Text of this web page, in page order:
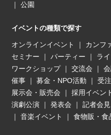
｜ 公園
イベントの種類で探す
オンラインイベント ｜ カンフ
セミナー ｜ パーティー ｜ ラ
ワークショップ｜ 交流会 ｜
催事｜ 募金・NPO活動 ｜ 受
展示会・販売会 ｜ 採用イベン
演劇公演｜ 発表会 ｜ 記者会見
｜ 音楽イベント ｜ 食物販・食